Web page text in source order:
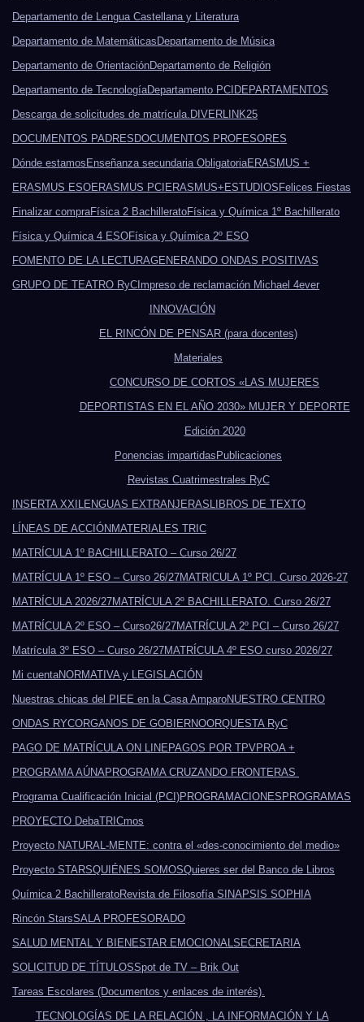
Departamento de Lengua Castellana y Literatura
Departamento de Matemáticas Departamento de Música
Departamento de OrientaciónDepartamento de Religión
Departamento de TecnologíaDepartamento PCI DEPARTAMENTOS
Descarga de solicitudes de matrícula. DIVERLINK25
DOCUMENTOS PADRES DOCUMENTOS PROFESORES
Dónde estamos Enseñanza secundaria ObligatoriaERASMUS +
ERASMUS ESOERASMUS PCI ERASMUS+ ESTUDIOS Felices Fiestas
Finalizar compraFísica 2 BachilleratoFísica y Química 1º Bachillerato
Física y Química 4 ESOFísica y Química 2º ESO
FOMENTO DE LA LECTURAGENERANDO ONDAS POSITIVAS
GRUPO DE TEATRO RyC Impreso de reclamación Michael 4ever
INNOVACIÓN
EL RINCÓN DE PENSAR (para docentes)
Materiales
CONCURSO DE CORTOS «LAS MUJERES
DEPORTISTAS EN EL AÑO 2030» MUJER Y DEPORTE
Edición 2020
Ponencias impartidas Publicaciones
Revistas Cuatrimestrales RyC
INSERTA XXI LENGUAS EXTRANJERAS LIBROS DE TEXTO
LÍNEAS DE ACCIÓN MATERIALES TRIC
MATRÍCULA 1º BACHILLERATO – Curso 26/27
MATRÍCULA 1º ESO – Curso 26/27MATRICULA 1º PCI. Curso 2026-27
MATRÍCULA 2026/27MATRÍCULA 2º BACHILLERATO. Curso 26/27
MATRÍCULA 2º ESO – Curso26/27MATRÍCULA 2º PCI – Curso 26/27
Matrícula 3º ESO – Curso 26/27MATRÍCULA 4º ESO curso 2026/27
Mi cuentaNORMATIVA y LEGISLACIÓN
Nuestras chicas del PIEE en la Casa AmparoNUESTRO CENTRO
ONDAS RYCORGANOS DE GOBIERNOORQUESTA RyC
PAGO DE MATRÍCULA ON LINE PAGOS POR TPVPROA +
PROGRAMA AÚNAPROGRAMA CRUZANDO FRONTERAS
Programa Cualificación Inicial (PCI)PROGRAMACIONES PROGRAMAS
PROYECTO DebaTRICmos
Proyecto NATURAL-MENTE: contra el «des-conocimiento del medio»
Proyecto STARSQUIÉNES SOMOSQuieres ser del Banco de Libros
Química 2 BachilleratoRevista de Filosofía SINAPSIS SOPHIA
Rincón StarsSALA PROFESORADO
SALUD MENTAL Y BIENESTAR EMOCIONALSECRETARIA
SOLICITUD DE TÍTULOSSpot de TV – Brik Out
Tareas Escolares (Documentos y enlaces de interés).
TECNOLOGÍAS DE LA RELACIÓN , LA INFORMACIÓN Y LA